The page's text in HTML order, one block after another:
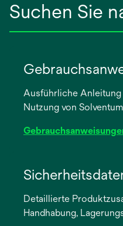
Suchen Sie
Ausführliche
Nutzung von
neuen
Registerkarte
Detaillierte
Handhabung,